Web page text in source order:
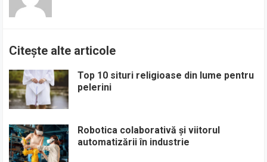
Citește alte articole
Top 10 situri religioase din lume pentru
pelerini
Robotica colaborativă și viitorul
automatizării în industrie